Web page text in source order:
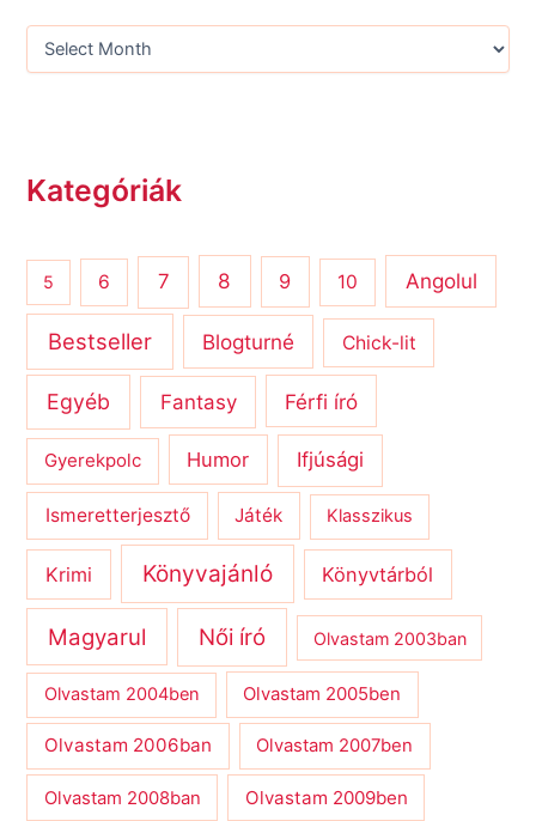
Kategóriák
5 6 7 8 9 10 Angolul
Bestseller Blogturné Chick-lit
Egyéb Fantasy Férfi író
Gyerekpolc Humor Ifjúsági
Ismeretterjesztő Játék Klasszikus
Krimi Könyvajánló Könyvtárból
Magyarul Női író Olvastam 2003ban
Olvastam 2004ben Olvastam 2005ben
Olvastam 2006ban Olvastam 2007ben
Olvastam 2008ban Olvastam 2009ben